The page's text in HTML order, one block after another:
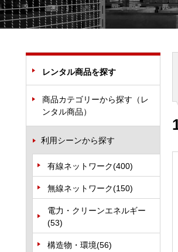
レンタル商品を探す
商品カテゴリーから探す（レ
ンタル商品）
利用シーンから探す
有線ネットワーク(400)
無線ネットワーク(150)
電力・クリーンエネルギー
(53)
構造物・環境(56)